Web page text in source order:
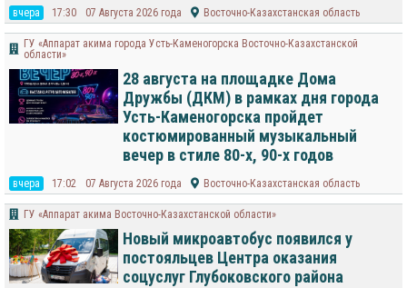
вчера 17:30 07 Августа 2026 года Восточно-Казахстанская область
ГУ «Аппарат акима города Усть-Каменогорска Восточно-Казахстанской
области»
28 августа на площадке Дома
Дружбы (ДКМ) в рамках дня города
Усть-Каменогорска пройдет
костюмированный музыкальный
вечер в стиле 80-х, 90-х годов
вчера 17:02 07 Августа 2026 года Восточно-Казахстанская область
ГУ «Аппарат акима Восточно-Казахстанской области»
Новый микроавтобус появился у
постояльцев Центра оказания
соцуслуг Глубоковского района